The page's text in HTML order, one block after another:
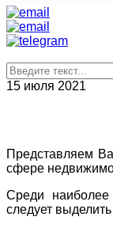
15 июля 2021
Представляем
сфере
Среди наиболее
следует